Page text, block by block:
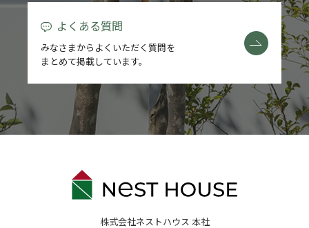
よくある質問
みなさまからよくいただく質問を
まとめて掲載しています。
株式会社ネストハウス 本社